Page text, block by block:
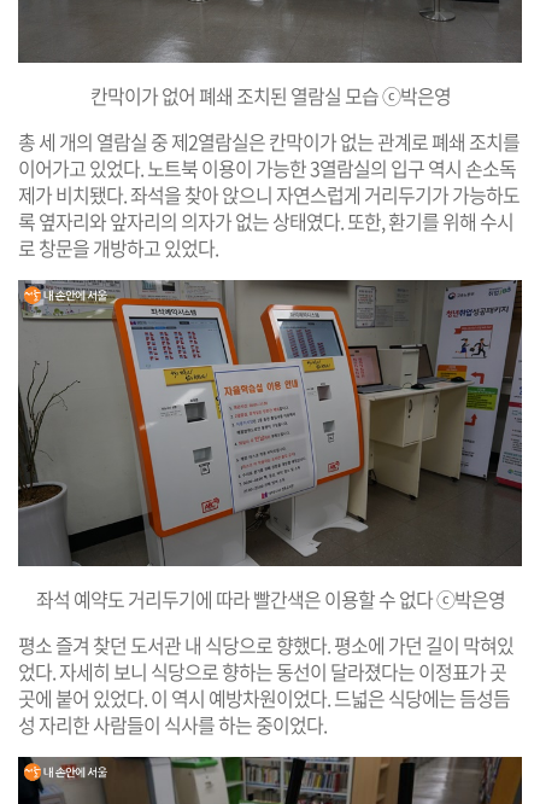
칸막이가 없어 폐쇄 조치된 열람실 모습 ⓒ박은영
총 세 개의 열람실 중 제2열람실은 칸막이가 없는 관계로 폐쇄 조치를
이어가고 있었다. 노트북 이용이 가능한 3열람실의 입구 역시 손소독
제가 비치됐다. 좌석을 찾아 앉으니 자연스럽게 거리두기가 가능하도
록 옆자리와 앞자리의 의자가 없는 상태였다. 또한, 환기를 위해 수시
로 창문을 개방하고 있었다.
좌석 예약도 거리두기에 따라 빨간색은 이용할 수 없다 ⓒ박은영
평소 즐겨 찾던 도서관 내 식당으로 향했다. 평소에 가던 길이 막혀있
었다. 자세히 보니 식당으로 향하는 동선이 달라졌다는 이정표가 곳
곳에 붙어 있었다. 이 역시 예방차원이었다. 드넓은 식당에는 듬성듬
성 자리한 사람들이 식사를 하는 중이었다.